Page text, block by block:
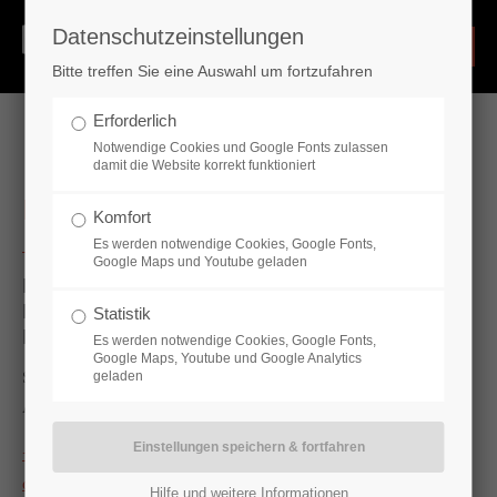
Login
|Lost your password?
Support
Impressum
Industrieberatungs- und
Handelsges. m.b. H.
Stahlstraße 40
+43 732 6989 – 8414
office@hotech.at
Datenschutzeinstellungen
Bitte treffen Sie eine Auswahl um fortzufahren
Erforderlich
Notwendige Cookies und Google Fonts zulassen
damit die Website korrekt funktioniert
Komfort
Es werden notwendige Cookies, Google Fonts,
Google Maps und Youtube geladen
Statistik
Es werden notwendige Cookies, Google Fonts,
Google Maps, Youtube und Google Analytics
geladen
Hilfe und weitere Informationen